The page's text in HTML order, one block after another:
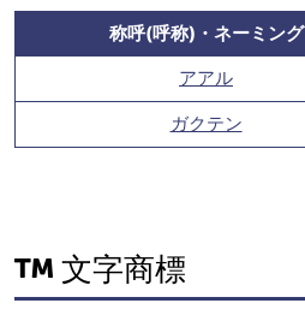
称呼(呼称)・ネーミング
アアル
ガクテン
文字商標